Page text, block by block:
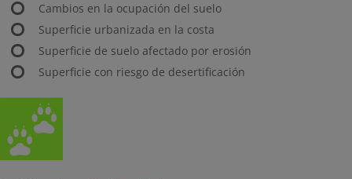
Cambios en la ocupación del suelo
Superficie urbanizada en la costa
Superficie de suelo afectado por erosión
Superficie con riesgo de desertificación